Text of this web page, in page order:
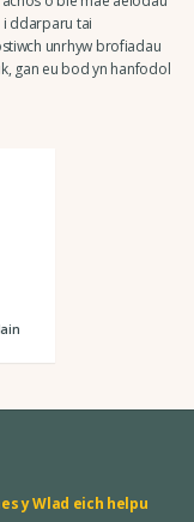
i ddarparu tai
unrhyw brofiadau
gan eu bod yn hanfodol
y Wlad eich helpu